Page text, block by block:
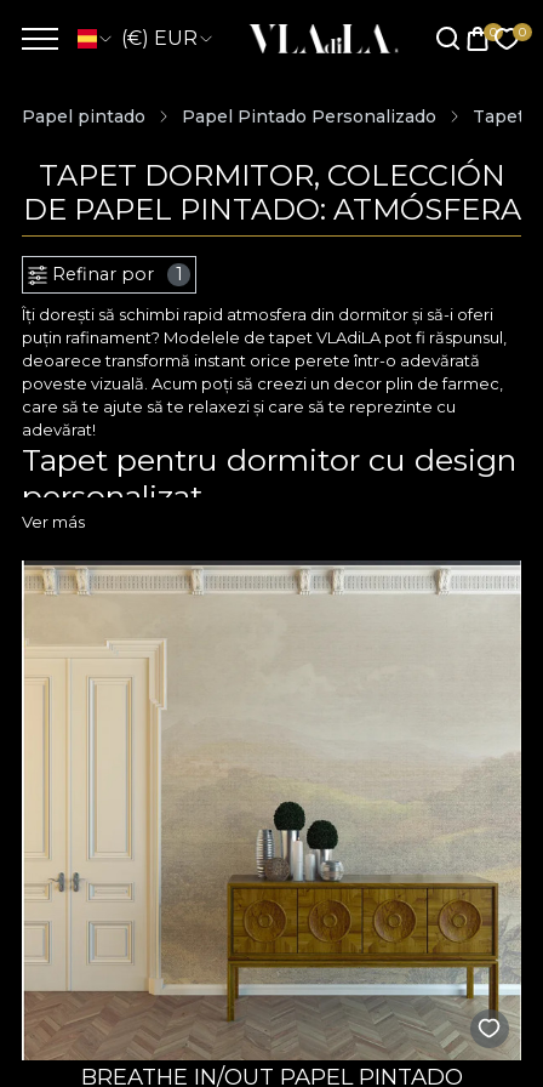
(€) EUR
Papel pintado Papel Pintado Personalizado Tapet
TAPET DORMITOR, COLECCIÓN
DE PAPEL PINTADO: ATMÓSFERA
Refinar por 1
Îți dorești să schimbi rapid atmosfera din dormitor și să-i oferi
puțin rafinament? Modelele de tapet VLAdiLA pot fi răspunsul,
deoarece transformă instant orice perete într-o adevărată
poveste vizuală. Acum poți să creezi un decor plin de farmec,
care să te ajute să te relaxezi și care să te reprezinte cu
adevărat!
Tapet pentru dormitor cu design
personalizat
o poveste unică prin fiecare culoare și detaliu, atunci merită să
descoperi colecțiile noastre de tapete pentru dormitor. Acum,
să surprindă ceea ce îți dorești. La VLAdiLA poți descoperi
numeroase opțiuni care se potrivesc cu diferite design-uri și ai
sprijinul nostru pentru a putea alege un model de poveste, de
care te vei bucura în fiecare zi. Un simplu tapet în dormitor
poți opta pentru modele spectaculoase, dacă vrei să transformi
Alege tapetul premium VLAdiLA
pentru un dormitor cu design
elegant
Orice tapet de dormitor pe care îl găsești la noi este proiectat
să reziste în timp, iar culorile și formele își păstrează
intensitatea, chiar și după mulți ani de utilizare. Pentru tine,
acest lucru înseamnă o investiție sigură și un decor care nu se
demodează. Mai mult, acum ai ocazia de a alege textura
preferată, care se potrivește cel mai bine în spațiul tău și care
Ver más
BREATHE IN/OUT PAPEL PINTADO